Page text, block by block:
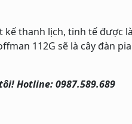
thanh lịch, tinh tế được
112G sẽ là cây đàn
Hotline: 0987.589.689